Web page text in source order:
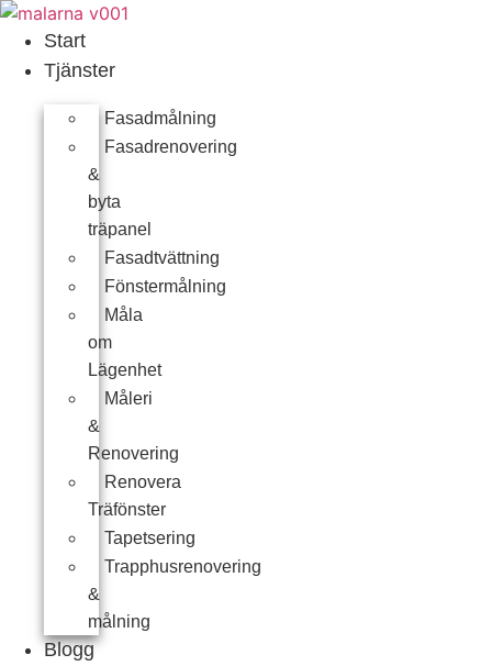
Skip
content
Start
Tjänster
Fasadmålning
Fasadrenovering
&
byta
träpanel
Fasadtvättning
Fönstermålning
Måla
om
Lägenhet
Måleri
&
Renovering
Renovera
Träfönster
Tapetsering
Trapphusrenovering
&
målning
Blogg